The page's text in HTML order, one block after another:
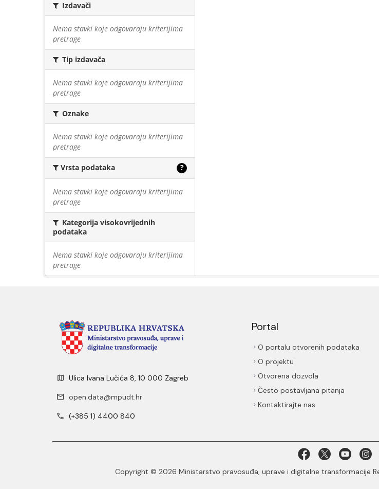
Izdavači
Nema stavki koje odgovaraju kriterijima
pretrage
Tip izdavača
Nema stavki koje odgovaraju kriterijima
pretrage
Oznake
Nema stavki koje odgovaraju kriterijima
pretrage
Vrsta podataka ?
Nema stavki koje odgovaraju kriterijima
pretrage
Kategorija visokovrijednih
podataka
Nema stavki koje odgovaraju kriterijima
pretrage